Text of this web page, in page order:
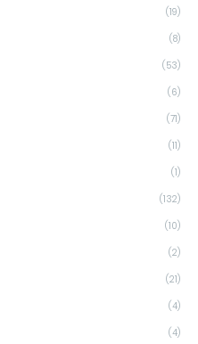
(19)
(8)
(53)
(6)
(71)
(11)
(1)
(132)
(10)
(2)
(21)
(4)
(4)